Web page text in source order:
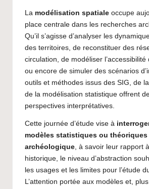
La modélisation spatiale occupe
place centrale dans les recherches
Qu’il s’agisse d’analyser les
des territoires, de reconstituer des
circulation, de modéliser
ou encore de simuler des scénarios
outils et méthodes issus des SIG, de
de la modélisation statistique offrent
perspectives interprétatives.
Cette journée d’étude vise à
modèles statistiques ou théoriques
archéologique, à savoir leur rapport
historique, le niveau d’abstraction
les usages et les limites pour l’étude
L’attention portée aux modèles et,